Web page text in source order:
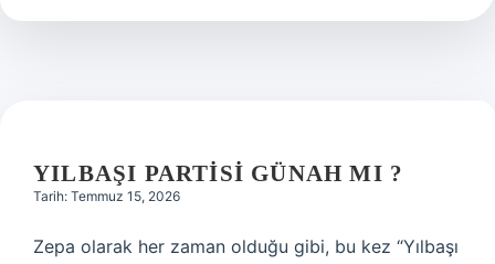
demek
YILBAŞI PARTISI GÜNAH MI ?
Tarih: Temmuz 15, 2026
Zepa olarak her zaman olduğu gibi, bu kez “Yılbaşı